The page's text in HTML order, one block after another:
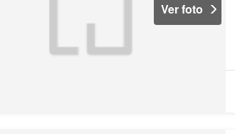
Ver foto